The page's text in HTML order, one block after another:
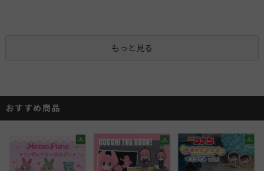
もっと見る
おすすめ商品